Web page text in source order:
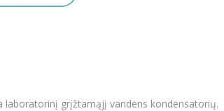
laboratorinį grįžtamąjį vandens kondensatorių.